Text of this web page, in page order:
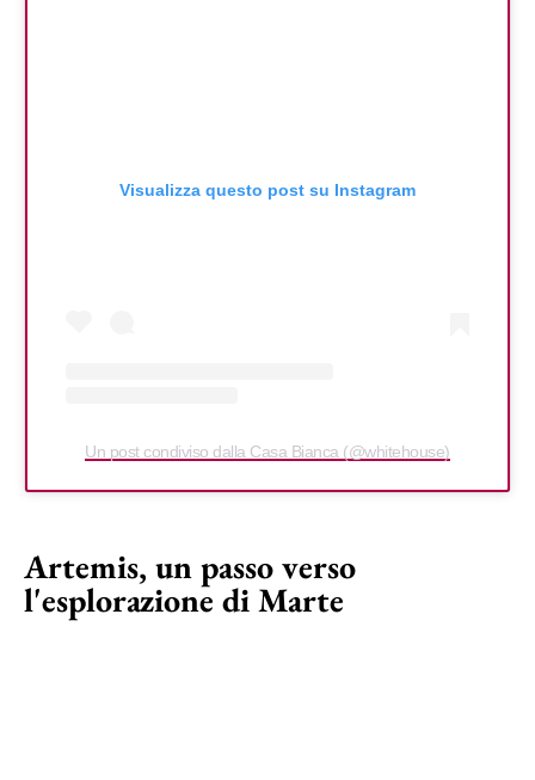
Visualizza questo post su Instagram
Un post condiviso dalla Casa Bianca (@whitehouse)
Artemis, un passo verso
l'esplorazione di Marte